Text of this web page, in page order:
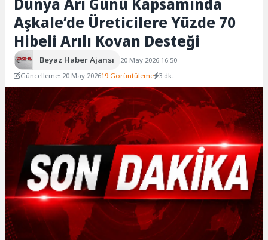
Aşkale’de Üreticilere Yüzde 70
Hibeli Arılı Kovan Desteği
Beyaz Haber Ajansı
20 May 2026 16:50
Güncelleme: 20 May 202619 Görüntüleme 3 dk.